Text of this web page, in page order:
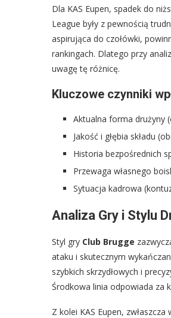
Dla KAS Eupen, spadek do
League były z pewnością
aspirująca do czołówki,
rankingach. Dlatego przy
uwagę tę różnicę.
Kluczowe czynniki
Aktualna forma drużyny
Jakość i głębia składu
Historia bezpośrednich
Przewaga własnego
Sytuacja kadrowa
Analiza Gry i Stylu
Styl gry Club Brugge
ataku i skutecznym
szybkich skrzydłowych i
Środkowa linia odpowiada za
Z kolei KAS Eupen,